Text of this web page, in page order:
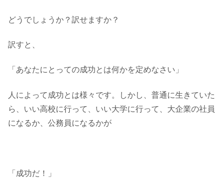
どうでしょうか？訳せますか？
訳すと、
「あなたにとっての成功とは何かを定めなさい」
人によって成功とは様々です。しかし、普通に生きていた
ら、いい高校に行って、いい大学に行って、大企業の社員
になるか、公務員になるかが
「成功だ！」